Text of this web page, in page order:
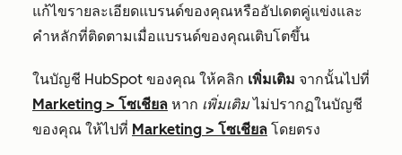
แก้ไขรายละเอียดแบรนด์ของคุณหรืออัปเดตคู่แข่งและ
คำหลักที่ติดตามเมื่อแบรนด์ของคุณเติบโตขึ้น
ในบัญชี HubSpot ของคุณ ให้คลิก เพิ่มเติม จากนั้นไปที่
Marketing > โซเชียล หาก เพิ่มเติมไม่ปรากฏในบัญชี
ของคุณ ให้ไปที่ Marketing > โซเชียล โดยตรง